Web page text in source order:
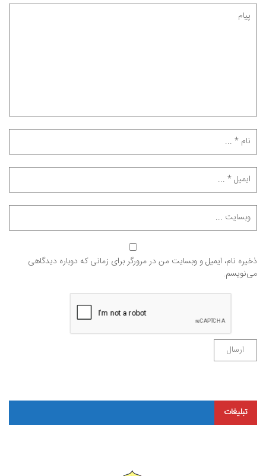
ذخیره نام، ایمیل و وبسایت من در مرورگر برای زمانی که دوباره دیدگاهی
می‌نویسم.
تبلیغات